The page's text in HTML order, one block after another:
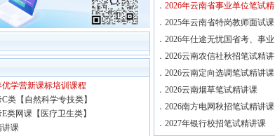
学营新课标培训课程
类【自然科学专技类】
类网课【医疗卫生类】
讲课
． 2026年云南省事业单位笔试精
． 2025年云南省特岗教师面试课
． 2026年仕途无忧国省考、事业
． 2026云南农信社秋招笔试精讲
． 2026云南定向选调笔试精讲课
． 2026云南烟草笔试精讲课
． 2026南方电网秋招笔试精讲课
． 2027年银行校招笔试精讲课